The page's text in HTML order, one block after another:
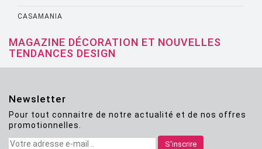
CASAMANIA
CASSINA
CATELLANI AND SMITH
CINNA
CLASSICON
CRASSEVIG
MAGAZINE DÉCORATION ET NOUVELLES
TENDANCES DESIGN
Newsletter
Pour tout connaitre de notre actualité et de nos offres
promotionnelles.
S'inscrire